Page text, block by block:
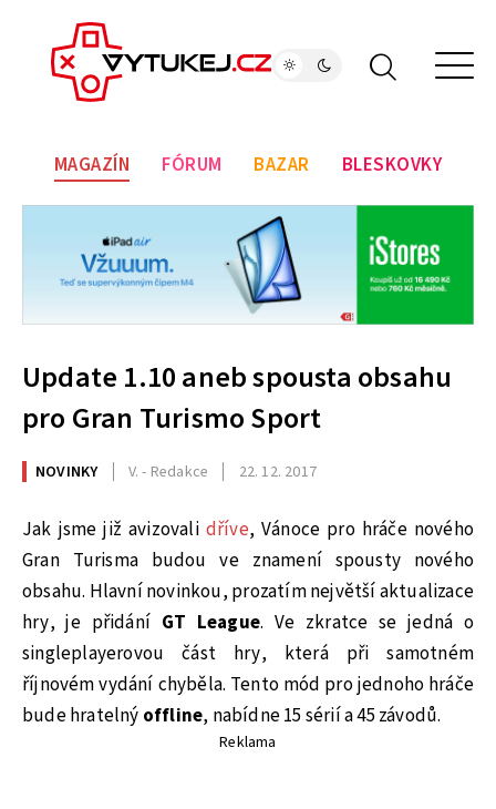
MAGAZÍN FÓRUM BAZAR BLESKOVKY
Update 1.10 aneb spousta obsahu
pro Gran Turismo Sport
NOVINKY V. - Redakce 22. 12. 2017
Jak jsme již avizovali dříve, Vánoce pro hráče nového
Gran Turisma budou ve znamení spousty nového
obsahu. Hlavní novinkou, prozatím největší aktualizace
hry, je přidání GT League. Ve zkratce se jedná o
singleplayerovou část hry, která při samotném
říjnovém vydání chyběla. Tento mód pro jednoho hráče
bude hratelný offline, nabídne 15 sérií a 45 závodů.
Reklama